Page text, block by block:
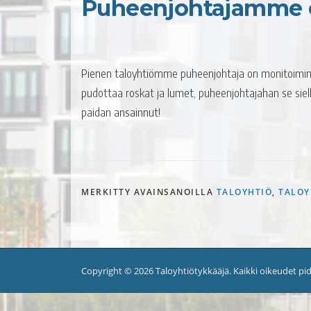
Pienen taloyhtiömme puheenjohtaja on
pudottaa roskat ja lumet, puheenjohtajahan se
paidan ansainnut!
MERKITTY AVAINSANOILLA TALOYHTIÖ,
Copyright © 2026 Taloyhtiötykkääjä. Kaikki oikeudet